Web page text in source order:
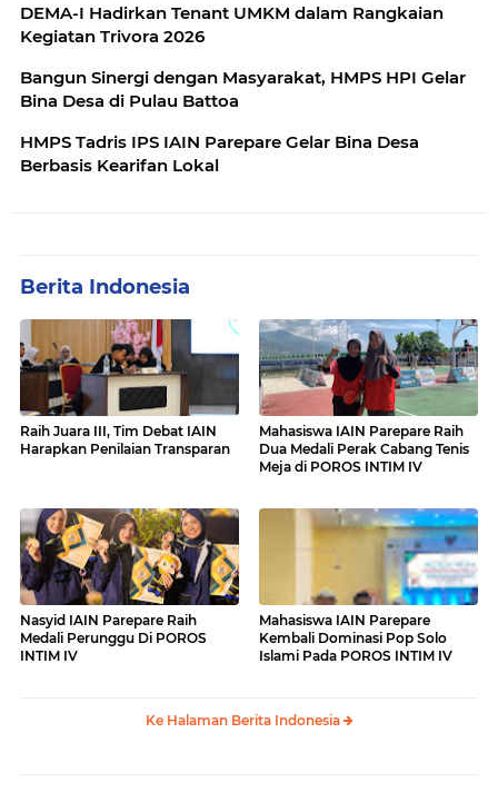
DEMA-I Hadirkan Tenant UMKM dalam Rangkaian
Kegiatan Trivora 2026
Bangun Sinergi dengan Masyarakat, HMPS HPI Gelar
Bina Desa di Pulau Battoa
HMPS Tadris IPS IAIN Parepare Gelar Bina Desa
Berbasis Kearifan Lokal
Berita Indonesia
Raih Juara III, Tim Debat IAIN
Harapkan Penilaian Transparan
Mahasiswa IAIN Parepare Raih
Dua Medali Perak Cabang Tenis
Meja di POROS INTIM IV
Nasyid IAIN Parepare Raih
Medali Perunggu Di POROS
INTIM IV
Mahasiswa IAIN Parepare
Kembali Dominasi Pop Solo
Islami Pada POROS INTIM IV
Ke Halaman Berita Indonesia